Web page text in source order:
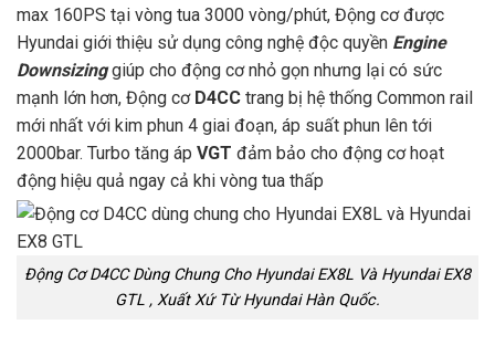
max 160PS tại vòng tua 3000 vòng/phút, Động cơ được
Hyundai giới thiệu sử dụng công nghệ độc quyền Engine
Downsizinggiúp cho động cơ nhỏ gọn nhưng lại có sức
mạnh lớn hơn, Động cơD4CC trang bị hệ thống Common rail
mới nhất với kim phun 4 giai đoạn, áp suất phun lên tới
2000bar. Turbo tăng áp VGT đảm bảo cho động cơ hoạt
động hiệu quả ngay cả khi vòng tua thấp
Động Cơ D4CC Dùng Chung Cho Hyundai EX8L Và Hyundai EX8
GTL , Xuất Xứ Từ Hyundai Hàn Quốc.